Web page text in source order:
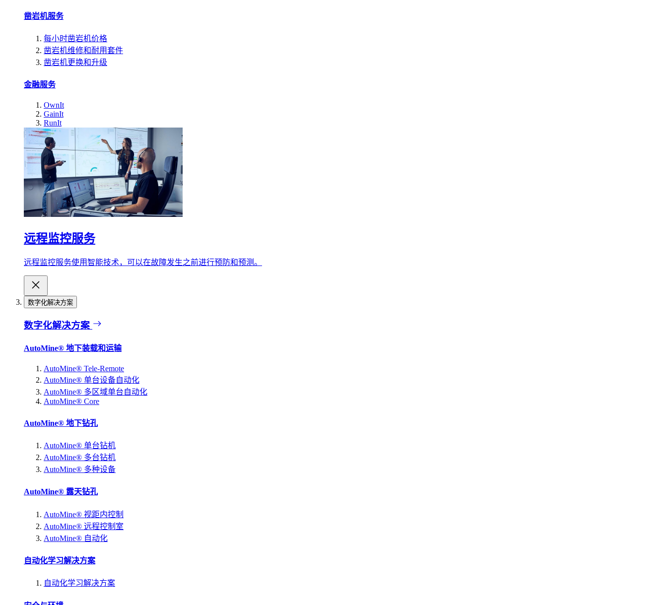
凿岩机服务
每小时凿岩机价格
凿岩机维修和耐用套件
凿岩机更换和升级
金融服务
OwnIt
GainIt
RunIt
远程监控服务
远程监控服务使用智能技术，可以在故障发生之前进行预防和预测。
数字化解决方案
数字化解决方案
AutoMine® 地下装载和运输
AutoMine® Tele-Remote
AutoMine® 单台设备自动化
AutoMine® 多区域单台自动化
AutoMine® Core
AutoMine® 地下钻孔
AutoMine® 单台钻机
AutoMine® 多台钻机
AutoMine® 多种设备
AutoMine® 露天钻孔
AutoMine® 视距内控制
AutoMine® 远程控制室
AutoMine® 自动化
自动化学习解决方案
自动化学习解决方案